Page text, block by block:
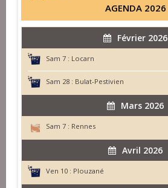
AGENDA 2026
Février 2026
Sam 7 : Locarn
Sam 28 : Bulat-Pestivien
Mars 2026
Sam 7 : Rennes
Avril 2026
Ven 10 : Plouzané